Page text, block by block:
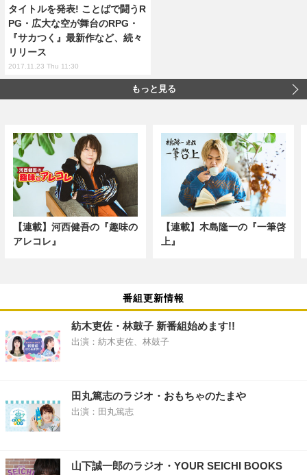
タイトルを発表! ことばで闘うR
PG・広大な空が舞台のRPG・
『サカつく』最新作など、続々
リリース
2017.11.23 Thu 11:30
もっと見る
【連載】河西健吾の『趣味の
アレコレ』
【連載】木島隆一の『一筆啓
上』
番組更新情報
紡木吏佐・林鼓子 新番組始めます!!
出演：紡木吏佐、林鼓子
田丸篤志のラジオ・おもちゃのたまや
出演：田丸篤志
山下誠一郎のラジオ・YOUR SEICHI BOOKS